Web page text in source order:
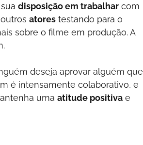
disposição em trabalhar com
atores testando para o
sobre o filme em produção. A
deseja aprovar alguém que
é intensamente colaborativo, e
uma atitude positiva e